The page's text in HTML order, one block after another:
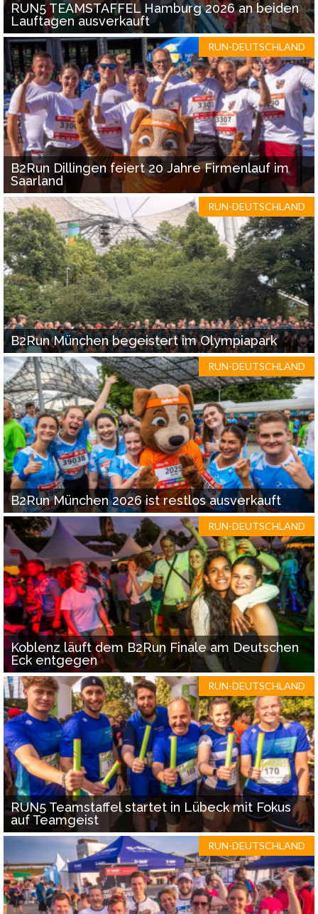
RUN5 TEAMSTAFFEL Hamburg 2026 an beiden
Lauftagen ausverkauft
RUN-DEUTSCHLAND
B2Run Dillingen feiert 20 Jahre Firmenlauf im
Saarland
RUN-DEUTSCHLAND
B2Run München begeistert im Olympiapark
RUN-DEUTSCHLAND
B2Run München 2026 ist restlos ausverkauft
RUN-DEUTSCHLAND
Koblenz läuft dem B2Run Finale am Deutschen
Eck entgegen
RUN-DEUTSCHLAND
RUN5 Teamstaffel startet in Lübeck mit Fokus
auf Teamgeist
RUN-DEUTSCHLAND